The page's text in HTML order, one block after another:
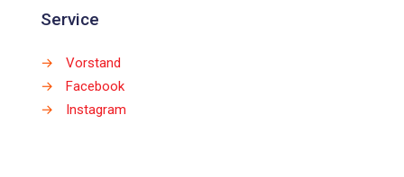
Service
→
Vorstand
→
Facebook
→
Instagram